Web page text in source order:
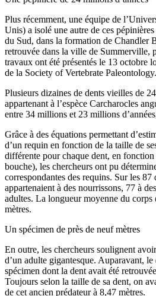
Plus récemment, une équipe de
Unis) a isolé une autre de ces
du Sud, dans la formation de Chandler
retrouvée dans la ville de Summerville,
travaux ont été présentés le 13 octobre
de la Society of Vertebrate Paleontology.
Plusieurs dizaines de dents vieilles de
appartenant à l’espèce Carcharocles
entre 34 millions et 23 millions
Grâce à des équations permettant
d’un requin en fonction de la taille de
différente pour chaque dent, en fonction
bouche), les chercheurs ont pu
correspondantes des requins. Sur les 87
appartenaient à des nourrissons, 77 à
adultes. La longueur moyenne du corps
mètres.
Un spécimen de près de neuf mètres
En outre, les chercheurs soulignent
d’un adulte gigantesque. Auparavant,
spécimen dont la dent avait été
Toujours selon la taille de sa dent, on
de cet ancien prédateur à 8,47 mètres.